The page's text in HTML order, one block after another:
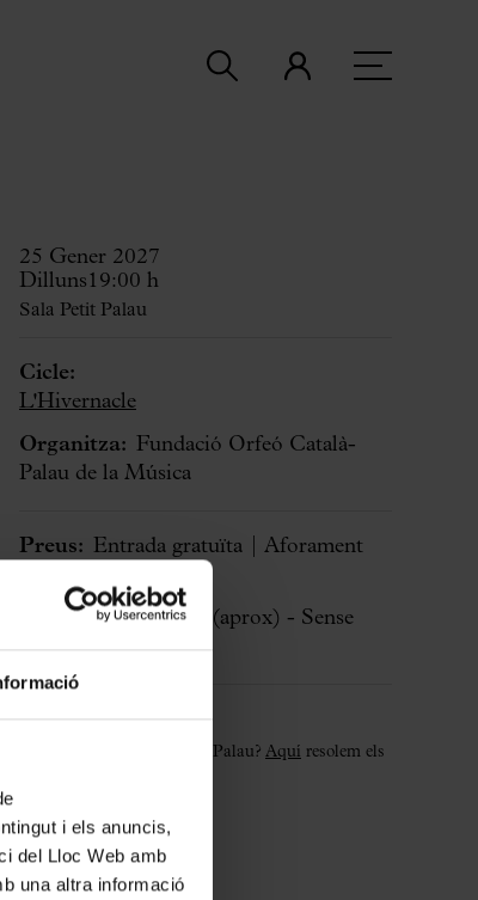
i els anuncis,
del Lloc Web amb
una altra informació
25 Gener 2027
Dilluns19:00 h
Sala Petit Palau
Cicle:
L'Hivernacle
Organitza: Fundació Orfeó Català-
Palau de la Música
Preus: Entrada gratuïta | Aforament
Durada: 45 minuts (aprox) - Sense
pausa
Benvinguda al Palau
És el teu primer concert al Palau? Aquí resolem els